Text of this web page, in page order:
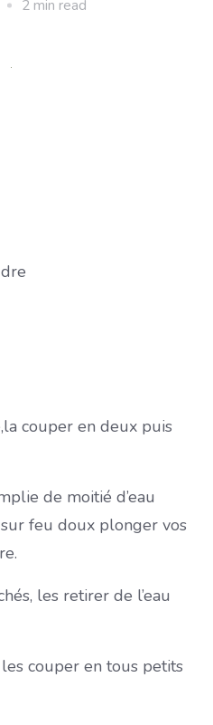
2 min read
couper en deux puis
de moitié d’eau
feu doux plonger vos
les retirer de l’eau
couper en tous petits